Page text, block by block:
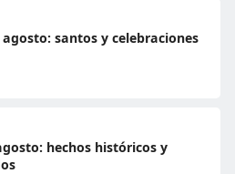
santos y celebraciones
hechos históricos y